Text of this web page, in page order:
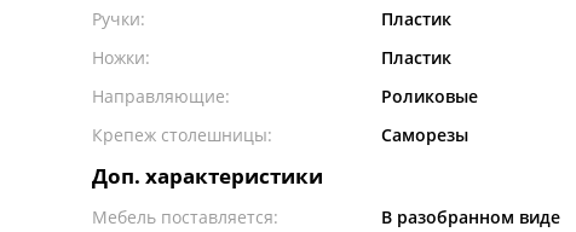
Ручки:
Пластик
Ножки:
Пластик
Направляющие:
Роликовые
Крепеж столешницы:
Саморезы
Доп. характеристики
Мебель поставляется:
В разобранном виде